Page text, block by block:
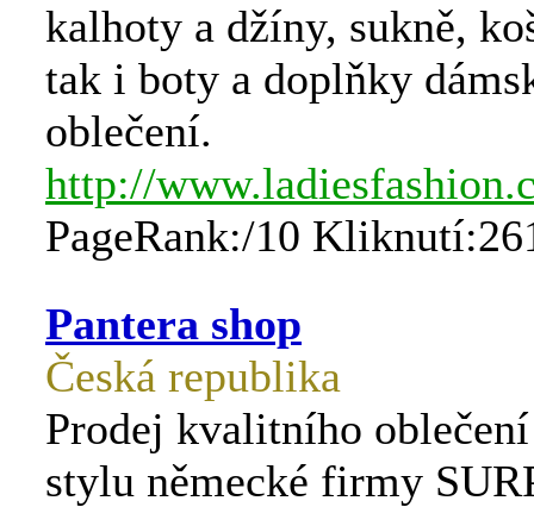
kalhoty a džíny, sukně,
tak i boty a doplňky
oblečení.
http://
PageRank:/10
Pantera shop
Česká republika
Prodej kvalitního
stylu německé firmy